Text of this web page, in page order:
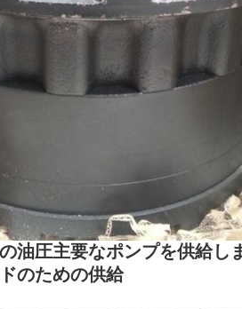
油圧主要なポンプを供給し
のための供給